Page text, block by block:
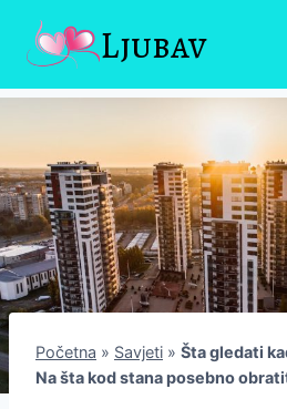
content
Ljubav
Početna » Savjeti » Šta gledati
Na šta kod stana posebno